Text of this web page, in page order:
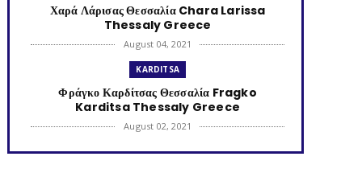
Χαρά Λάρισας Θεσσαλία Chara Larissa
Thessaly Greece
August 04, 2021
KARDITSA
Φράγκο Καρδίτσας Θεσσαλία Fragko
Karditsa Thessaly Greece
August 02, 2021
KATERINI